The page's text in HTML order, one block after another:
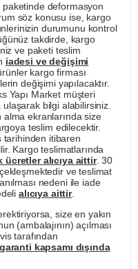
deformasyon
söz konusu ise, kargo
durumunu kontrol
takdirde, kargo
ve paketi teslim
iadesi ve değişimi
kargo firması
değişimi yapılacaktır.
Yapı Market müşteri
ulaşarak bilgi alabilirsiniz.
ekranlarında size
teslim edilecektir.
tarihinden itibaren
Kargo teslimatlarında
ücretler alıcıya aittir. 30
ve teslimat
nedeni ile iade
alıcıya aittir.
size en yakın
(ambalajının) açılması
tarafından
garanti kapsamı dışında